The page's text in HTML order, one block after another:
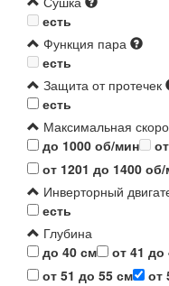
есть
Функция пара
есть
Защита от протечек
есть
Максимальная
до 1000 об/мин
от 1201 до 1400
Инверторный
есть
Глубина
до 40 см
от 41 до
от 51 до 55 см
от